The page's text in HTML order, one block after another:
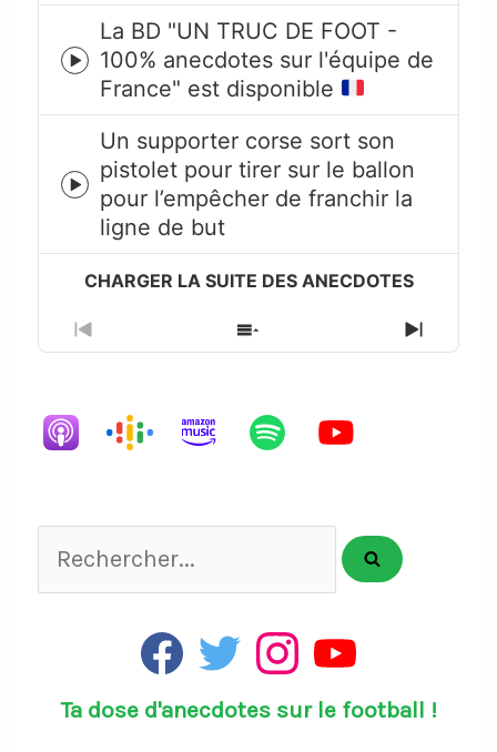
Episode
play
icon
La BD "UN TRUC DE FOOT -
100% anecdotes sur l'équipe de
France" est disponible
Episode
play
icon
Un supporter corse sort son
pistolet pour tirer sur le ballon
pour l’empêcher de franchir la
ligne de but
Previous
Show
Next
Rechercher...
F
a
e
t
I
n
t
Y
T
Ta dose d'anecdotes sur le football !